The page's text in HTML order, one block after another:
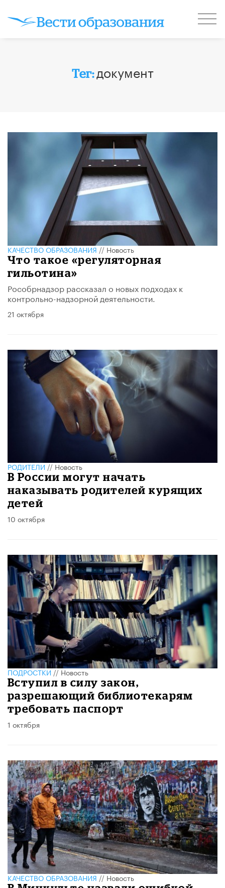
Тег:документ
КАЧЕСТВО ОБРАЗОВАНИЯ//Новость
Что такое «регуляторная
гильотина»
Рособрнадзор рассказал о новых подходах к
контрольно-надзорной деятельности.
21 октября
РОДИТЕЛИ//Новость
В России могут начать
наказывать родителей курящих
детей
10 октября
ПОДРОСТКИ//Новость
Вступил в силу закон,
разрешающий библиотекарям
требовать паспорт
1 октября
КАЧЕСТВО ОБРАЗОВАНИЯ//Новость